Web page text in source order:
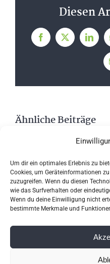
Um dir ein optimales Erlebnis zu
Cookies, um Geräteinformationen
zuzugreifen. Wenn du diesen
wie das Surfverhalten oder
Wenn du deine Einwilligung nicht
bestimmte Merkmale und
Diesen
Facebook
X
Ähnliche Beiträge